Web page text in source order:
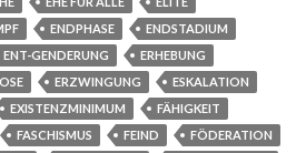
ENDPHASE
ENDSTADIUM
ENT-GENDERUNG
ERHEBUNG
ERZWINGUNG
ESKALATION
EXISTENZMINIMUM
FÄHIGKEIT
FASCHISMUS FEIND
FÖDERATION